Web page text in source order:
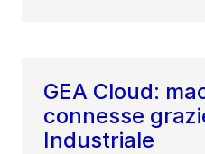
GEA Cloud:
connesse
Industriale